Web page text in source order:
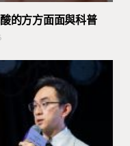
的方方面面與科普